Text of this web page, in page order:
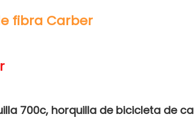
Si desea ver más detalles sobre el marco de fibra Carber
Haga clic aquí para contactar